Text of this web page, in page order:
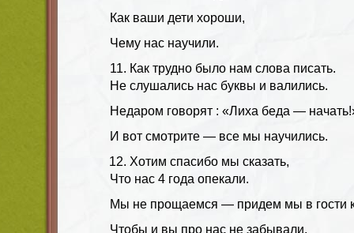
Как ваши дети хороши,
Чему нас научили.
Как трудно было нам слова писать.
Не слушались нас буквы и валились.
Недаром говорят : «Лиха беда —
И вот смотрите — все мы научились.
Хотим спасибо мы сказать,
Что нас 4 года опекали.
Мы не прощаемся — придем мы в гости
Чтобы и вы про нас не забывали.